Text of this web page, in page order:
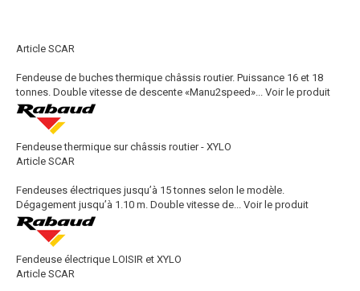
Article SCAR
Fendeuse de buches thermique châssis routier. Puissance 16 et 18
tonnes. Double vitesse de descente «Manu2speed»...
Voir le produit
Fendeuse thermique sur châssis routier - XYLO
Article SCAR
Fendeuses électriques jusqu’à 15 tonnes selon le modèle.
Dégagement jusqu’à 1.10 m. Double vitesse de...
Voir le produit
Fendeuse électrique LOISIR et XYLO
Article SCAR